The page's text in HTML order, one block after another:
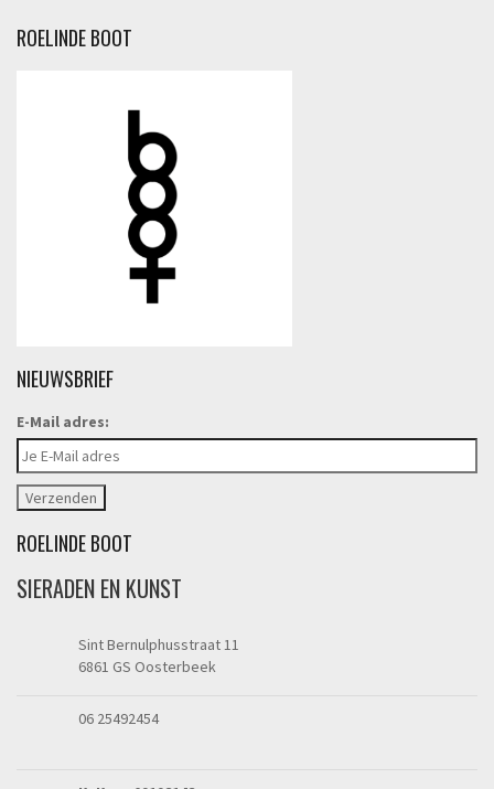
ROELINDE BOOT
NIEUWSBRIEF
E-Mail adres:
ROELINDE BOOT
SIERADEN EN KUNST
Sint Bernulphusstraat 11
6861 GS Oosterbeek
06 25492454